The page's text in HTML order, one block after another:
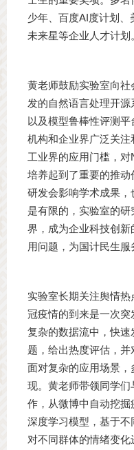
少年、百度AI度计划
未来星等企业人才计划
黄老师鼓励实验室向
发的自然语言处理开源
以及模型鲁棒性评测
机构和企业界广泛关
工业界的应用门槛，
培养起到了重要的推
研发会影响学术成果，
是有限的，实验室的
界，成为企业科技创
用问题，为国计民生
实验室长期关注舆情
冠疫情的到来是一次
复杂的数据流中，快
题，给出热度评估，并
面对复杂的应用场景
现。黄老师带领同学
作，从微博中自动挖
深度学习模型，基于不
对不同群体的情绪变化